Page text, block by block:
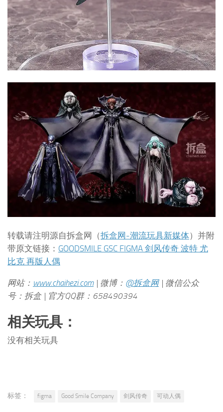
转载请注明源自拆盒网（拆盒网-潮流玩具新媒体）并附
带原文链接： GOODSMILE GSC FIGMA 剑风传奇 波特 尤
比克 再版人偶
网站： www.chaihezi.com| 微博： @拆盒网| 微信公众
号：拆盒 | 官方QQ群：658490394
相关玩具：
没有相关玩具
标签： figma Good Smile Company 剑风传奇 可动人偶